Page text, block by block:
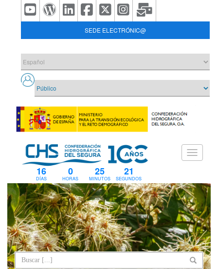
SEDE ELECTRÓNIC@
16
DÍAS
0
HORAS
25
MINUTOS
20
SEGUNDOS